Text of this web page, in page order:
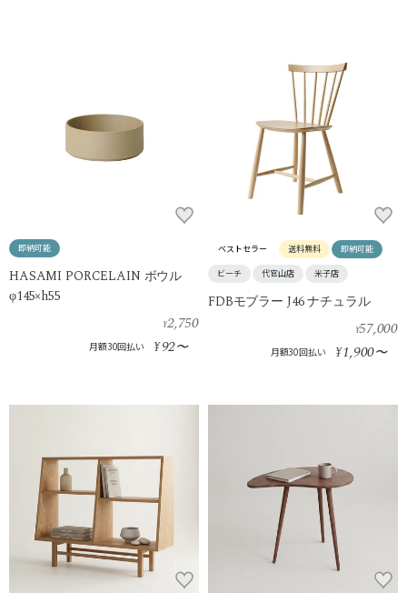
即納可能
HASAMI PORCELAIN ボウル
φ145×h55
¥2,750
月額30回払い ¥92〜
ベストセラー 送料無料 即納可能
ビーチ 代官山店 米子店
FDBモブラー J46 ナチュラル
¥57,000
月額30回払い ¥1,900〜